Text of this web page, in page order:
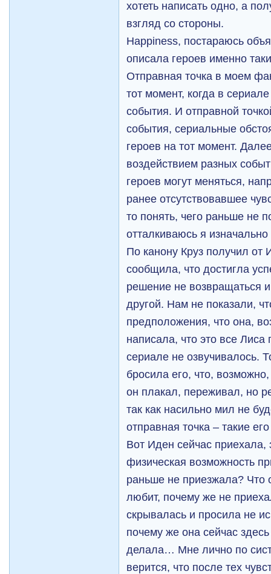
хотеть написать одно, а
взгляд со стороны.
Happiness, постараюсь
описала героев именно
Отправная точка в моем
тот момент, когда в
события. И отправной
события, сериальные
героев на тот момент.
воздействием разных
героев могут меняться,
ранее отсутствовавшее
то понять, чего раньше не
отталкиваюсь я изначально
По канону Круз получил от
сообщила, что достигла
решение не возвращаться
другой. Нам не показали,
предположения, что она,
написала, что это все
сериале не озвучивалось.
бросила его, что,
он плакал, переживал, но
так как насильно мил не
отправная точка – такие
Вот Иден сейчас приехала,
физическая возможность
раньше не приезжала? Что
любит, почему же не
скрывалась и просила не
почему же она сейчас
делала… Мне лично по
верится, что после тех